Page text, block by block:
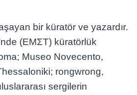
bir küratör ve yazardır.
(ΕΜΣΤ) küratörlük
Museo Novecento,
rongwrong,
sergilerin